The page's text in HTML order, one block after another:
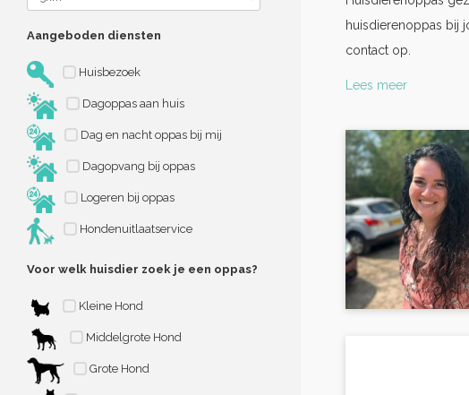
Aangeboden diensten
Huisbezoek
Dagoppas aan huis
Dag en nacht oppas bij mij
Dagopvang bij oppas
Logeren bij oppas
Hondenuitlaatservice
Voor welk huisdier zoek je een oppas?
Kleine Hond
Middelgrote Hond
Grote Hond
huisdierenoppas bij
contact op.
Lees meer